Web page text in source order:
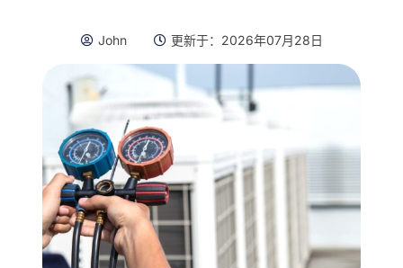
John 更新于： 2026年07月28日